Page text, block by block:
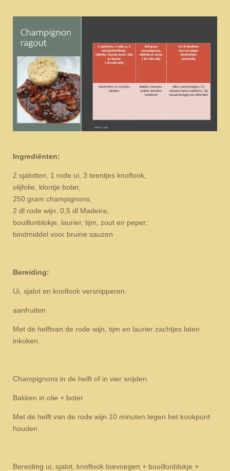
Ingrediënten:
2 sjalotten, 1 rode ui, 3 teentjes knoflook,
olijfolie, klontje boter,
250 gram champignons,
2 dl rode wijn, 0,5 dl Madeira,
bouillonblokje, laurier, tijm, zout en peper,
bindmiddel voor bruine sauzen
Bereiding:
Ui, sjalot en knoflook versnipperen.
aanfruiten
Met de helftvan de rode wijn, tijm en laurier zachtjes laten
inkoken.
Champignons in de helft of in vier snijden.
Bakken in olie + boter.
Met de helft van de rode wijn 10 minuten tegen het kookpunt
houden.
Bereiding ui, sjalot, knoflook toevoegen + bouillonblokje +